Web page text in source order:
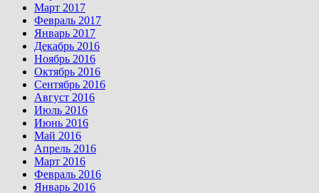
Март 2017
Февраль 2017
Январь 2017
Декабрь 2016
Ноябрь 2016
Октябрь 2016
Сентябрь 2016
Август 2016
Июль 2016
Июнь 2016
Май 2016
Апрель 2016
Март 2016
Февраль 2016
Январь 2016